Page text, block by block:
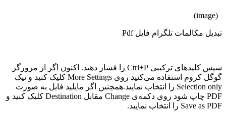
(image)
تبدیل مکالمات تلگرام فایل Pdf
سپس کلیدهای ترکیبی Ctrl+P را فشار دهید. اکنون اگر از مرورگر
گوگل کروم استفاده می‌کنید روی More Settings کلیک کنید و تیک
Selection only را انتخاب نمایید.همچنین اگر مایلید فایل به صورت
PDF چاپ شود روی دکمه‌ی Change مقابل Destination کلیک کنید و
Save as PDF را انتخاب نمایید.